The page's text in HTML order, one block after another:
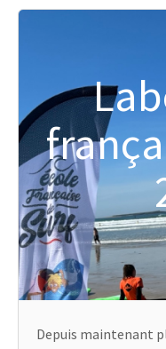
Depuis maintenant